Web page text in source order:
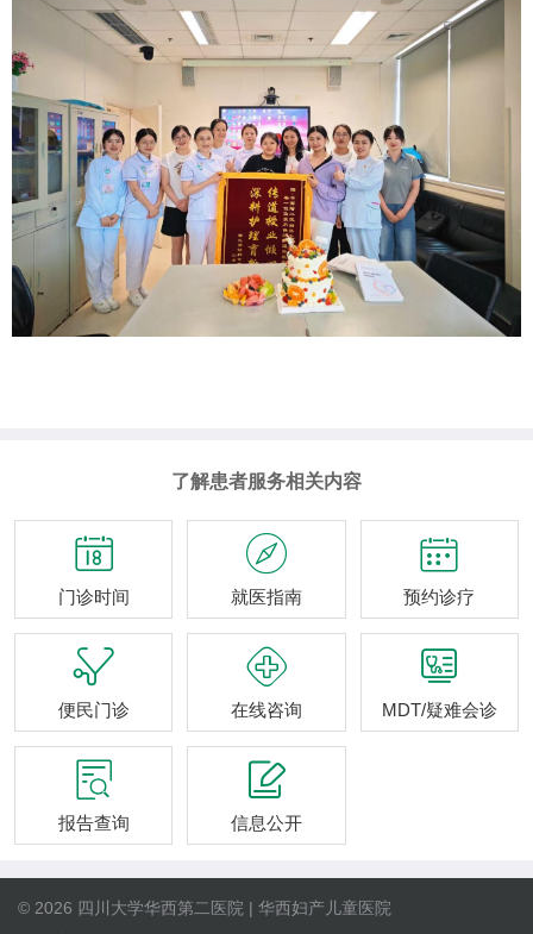
了解患者服务相关内容

门诊时间

就医指南

预约诊疗

便民门诊

在线咨询

MDT/疑难会诊

报告查询

信息公开
© 2026 四川大学华西第二医院 | 华西妇产儿童医院